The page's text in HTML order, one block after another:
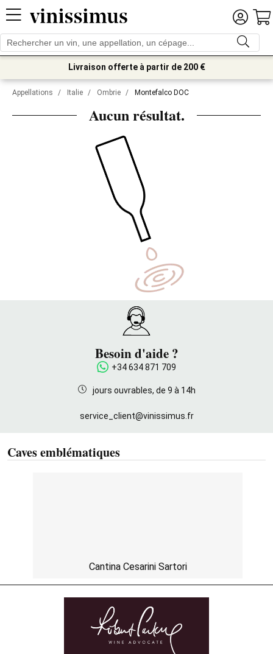
Livraison offerte à partir de 200 €
Appellations / Italie / Ombrie / Montefalco DOC
Aucun résultat.
Besoin d'aide ?
+34 634 871 709
jours ouvrables, de 9 à 14h
service_client@vinissimus.fr
Caves emblématiques
Cantina Cesarini Sartori